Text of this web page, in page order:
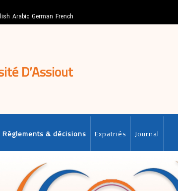
Arabic German French
D’Assiout
Règlements & décisions Expatriés Journal